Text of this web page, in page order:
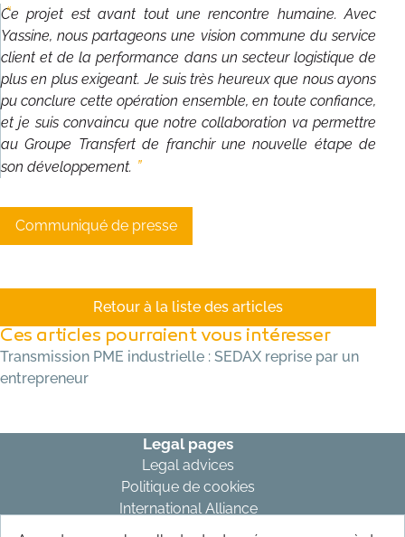
Ce projet est avant tout une rencontre humaine. Avec
Yassine, nous partageons une vision commune du service
client et de la performance dans un secteur logistique de
plus en plus exigeant. Je suis très heureux que nous ayons
pu conclure cette opération ensemble, en toute confiance,
et je suis convaincu que notre collaboration va permettre
au Groupe Transfert de franchir une nouvelle étape de
son développement.
Communiqué de presse
Retour à la liste des articles
Ces articles pourraient vous intéresser
Transmission PME industrielle : SEDAX reprise par un
entrepreneur
Legal pages
Legal advices
Politique de cookies
International Alliance